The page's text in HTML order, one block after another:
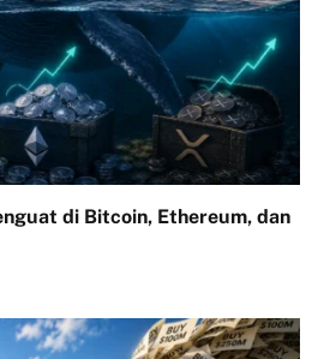
di Bitcoin, Ethereum, dan